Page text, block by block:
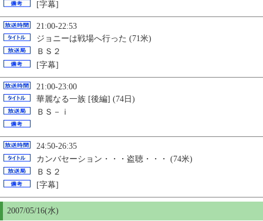
[字幕]
21:00-22:53
ジョニーは戦場へ行った (71米)
ＢＳ２
[字幕]
21:00-23:00
華麗なる一族 [後編] (74日)
ＢＳ－ｉ
24:50-26:35
カンバセーション・・・盗聴・・・ (74米)
ＢＳ２
[字幕]
2007/05/16(水)